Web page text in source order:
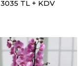
3035 TL + KDV